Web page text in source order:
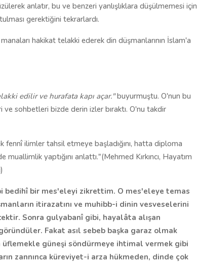
anlatır, bu ve benzeri yanlışlıklara düşülmemesi için
gerektiğini tekrarlardı.
hakikat telakki ederek din düşmanlarının İslam'a
edilir ve hurafata kapı açar."buyurmuştu. O'nun bu
sohbetleri bizde derin izler bıraktı. O'nu takdir
ilimler tahsil etmeye başladığını, hatta diploma
yaptığını anlattı."(Mehmed Kırkıncı, Hayatım
bir mes'eleyi zikrettim. O mes'eleye temas
itirazatını ve muhibb-i dinin vesveselerini
Sonra gulyabanî gibi, hayalâta alışan
Fakat asıl sebeb başka garaz olmak
güneşi söndürmeye ihtimal vermek gibi
zannınca küreviyet-i arza hükmeden, dinde çok